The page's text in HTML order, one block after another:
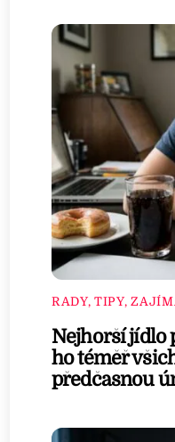
RADY, TIPY,
Nejhorší jídlo
ho téměř
předčasnou